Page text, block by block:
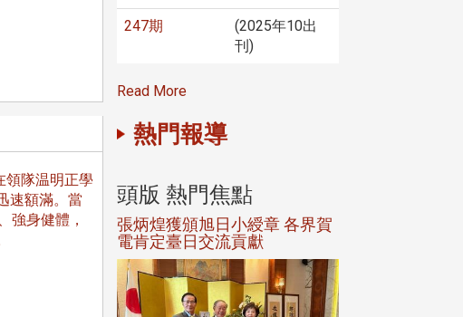
領隊温明正學
速額滿。當
強身健體，
247期
(2025年10出
刊)
Read More
熱門報導
點
改選案報部
新聘范巽綠
頭版 熱門焦點
張炳煌獲頒旭日小綬章 各界賀
電肯定臺日交流貢獻